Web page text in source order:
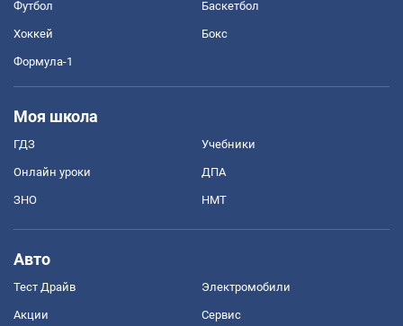
Футбол Баскетбол
Хоккей Бокс
Формула-1
Моя школа
ГДЗ Учебники
Онлайн уроки ДПА
ЗНО НМТ
Авто
Тест Драйв Электромобили
Акции Сервис